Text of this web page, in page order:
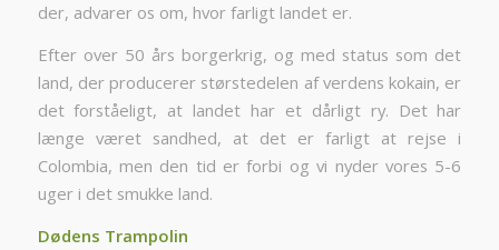
der, advarer os om, hvor farligt landet er.
Efter over 50 års borgerkrig, og med status som det
land, der producerer størstedelen af verdens kokain, er
det forståeligt, at landet har et dårligt ry. Det har
længe været sandhed, at det er farligt at rejse i
Colombia, men den tid er forbi og vi nyder vores 5-6
uger i det smukke land.
Dødens Trampolin